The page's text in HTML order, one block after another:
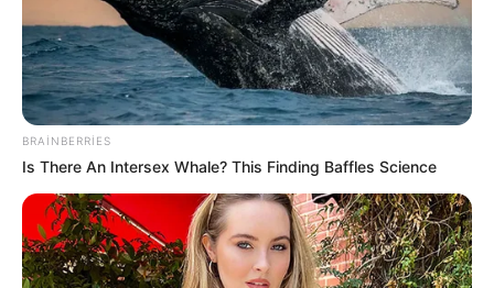
23:27 / 06 Avqust 2026 SİYASƏT
"Yer kürəsinin cazibəsi bu tarixdə 7
saniyə yox olacaq" - İddia
32 0 0
BRAINBERRIES
Is There An Intersex Whale? This Finding Baffles Science